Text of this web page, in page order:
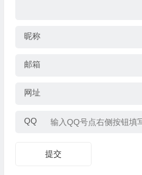
昵称
邮箱
网址
QQ